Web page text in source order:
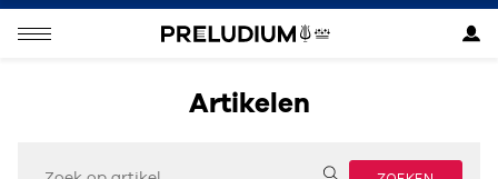
Artikelen